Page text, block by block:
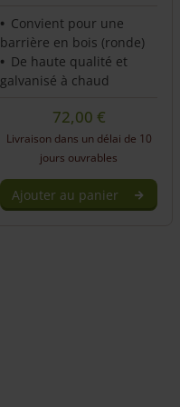
page
Convient pour une
barrière en bois (ronde)
De haute qualité et
galvanisé à chaud
72,00 €
Livraison dans un délai de 10
jours ouvrables
Ajouter au panier